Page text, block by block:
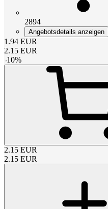
2894
Angebotsdetails anzeigen
1.94 EUR
2.15 EUR
-10%
2.15 EUR
2.15 EUR